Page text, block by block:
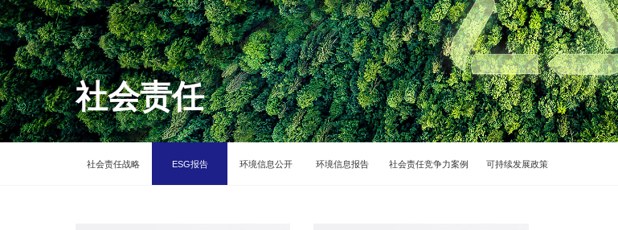
社会责任
社会责任战略 ESG报告 环境信息公开 环境信息报告 社会责任竞争力案例 可持续发展政策